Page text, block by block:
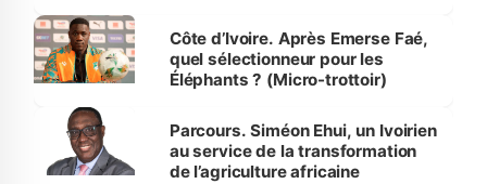
Côte d’Ivoire. Après Emerse Faé,
quel sélectionneur pour les
Éléphants ? (Micro-trottoir)
Parcours. Siméon Ehui, un Ivoirien
au service de la transformation
de l’agriculture africaine